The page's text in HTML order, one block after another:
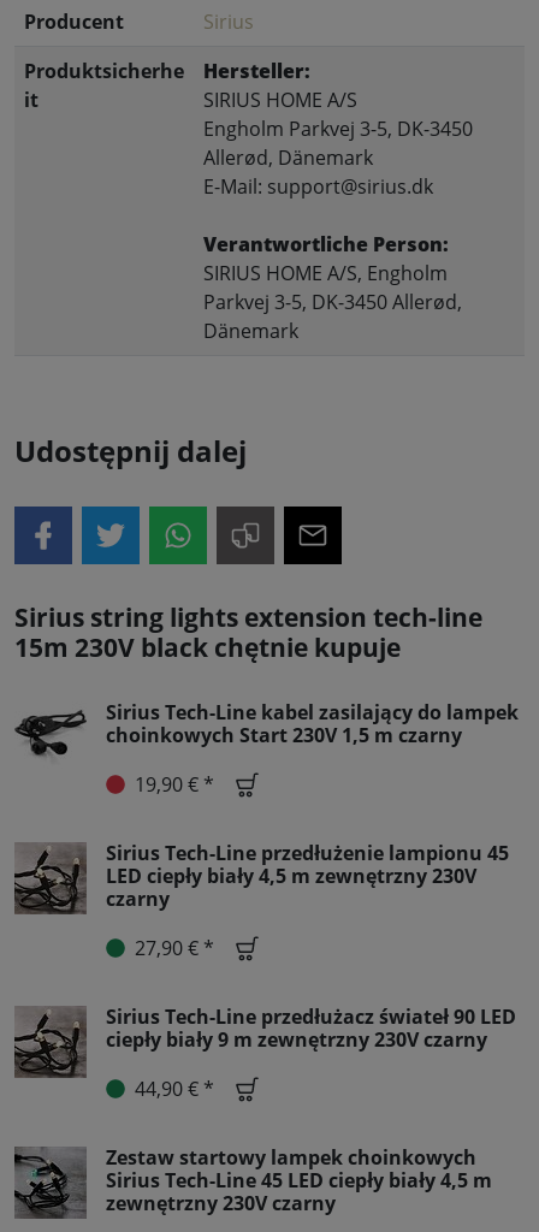
Producent
Sirius
Produktsicherhe
it
Hersteller:
SIRIUS HOME A/S
Engholm Parkvej 3-5, DK-3450
Allerød, Dänemark
E-Mail: support@sirius.dk
Verantwortliche Person:
SIRIUS HOME A/S, Engholm
Parkvej 3-5, DK-3450 Allerød,
Dänemark
Udostępnij dalej
Sirius string lights extension tech-line
15m 230V black chętnie kupuje
Sirius Tech-Line kabel zasilający do lampek
choinkowych Start 230V 1,5 m czarny
19,90 € *
Sirius Tech-Line przedłużenie lampionu 45
LED ciepły biały 4,5 m zewnętrzny 230V
czarny
27,90 € *
Sirius Tech-Line przedłużacz świateł 90 LED
ciepły biały 9 m zewnętrzny 230V czarny
44,90 € *
Zestaw startowy lampek choinkowych
Sirius Tech-Line 45 LED ciepły biały 4,5 m
zewnętrzny 230V czarny